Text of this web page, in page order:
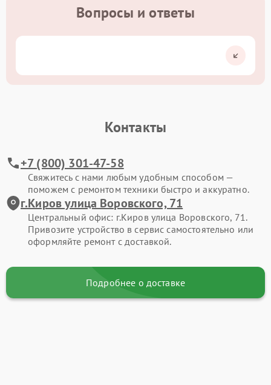
Вопросы и ответы
Контакты
+7 (800) 301-47-58
Свяжитесь с нами любым удобным способом —
поможем с ремонтом техники быстро и аккуратно.
г.Киров улица Воровского, 71
Центральный офис: г.Киров улица Воровского, 71.
Привозите устройство в сервис самостоятельно или
оформляйте ремонт с доставкой.
Подробнее о доставке